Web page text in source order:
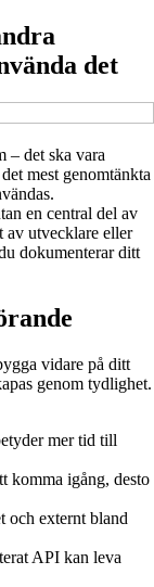
det
– det ska vara
mest genomtänkta
en central del av
av utvecklare eller
dokumenterar ditt
vidare på ditt
genom tydlighet.
mer tid till
komma igång, desto
och externt bland
API kan leva